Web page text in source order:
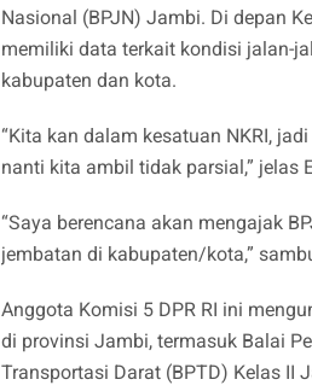
Nasional (BPJN) Jambi. Di depan
memiliki data terkait kondisi jalan-
kabupaten dan kota.
“Kita kan dalam kesatuan NKRI,
nanti kita ambil tidak parsial,” jelas
“Saya berencana akan mengajak
jembatan di kabupaten/kota,”
Anggota Komisi 5 DPR RI ini
di provinsi Jambi, termasuk Balai
Transportasi Darat (BPTD) Kelas II